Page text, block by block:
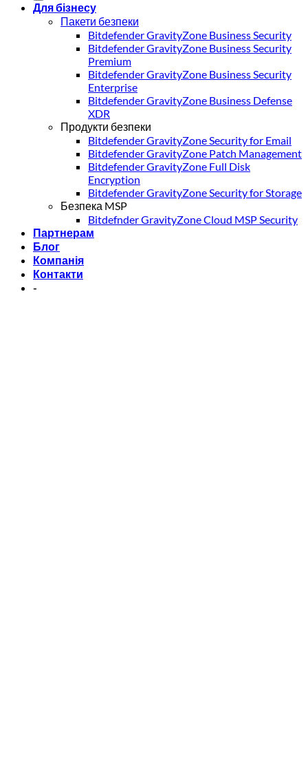
Для бізнесу
Пакети безпеки
Bitdefender GravityZone Business Security
Bitdefender GravityZone Business Security
Premium
Bitdefender GravityZone Business Security
Enterprise
Bitdefender GravityZone Business Defense
XDR
Продукти безпеки
Bitdefender GravityZone Security for Email
Bitdefender GravityZone Patch Management
Bitdefender GravityZone Full Disk
Encryption
Bitdefender GravityZone Security for Storage
Безпека MSP
Bitdefnder GravityZone Cloud MSP Security
Партнерам
Блог
Компанія
Контакти
-